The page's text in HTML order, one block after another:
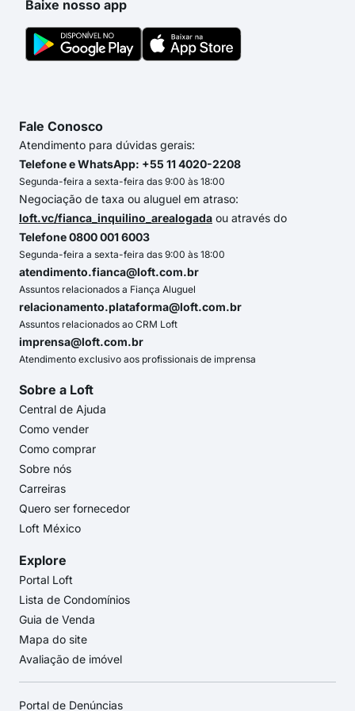
Baixe nosso app
Fale Conosco
Atendimento para dúvidas gerais:
Telefone e WhatsApp: +55 11 4020-2208
Segunda-feira a sexta-feira das 9:00 às 18:00
Negociação de taxa ou aluguel em atraso:
loft.vc/fianca_inquilino_arealogada ou através do
Telefone 0800 001 6003
Segunda-feira a sexta-feira das 9:00 às 18:00
atendimento.fianca@loft.com.br
Assuntos relacionados a Fiança Aluguel
relacionamento.plataforma@loft.com.br
Assuntos relacionados ao CRM Loft
imprensa@loft.com.br
Atendimento exclusivo aos profissionais de imprensa
Sobre a Loft
Central de Ajuda
Como vender
Como comprar
Sobre nós
Carreiras
Quero ser fornecedor
Loft México
Explore
Portal Loft
Lista de Condomínios
Guia de Venda
Mapa do site
Avaliação de imóvel
Portal de Denúncias